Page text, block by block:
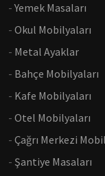
-Yemek Masaları
- Okul Mobilyaları
- Metal Ayaklar
- Bahçe Mobilyaları
- Kafe Mobilyaları
- Otel Mobilyaları
- Çağrı Merkezi
- Şantiye Masaları